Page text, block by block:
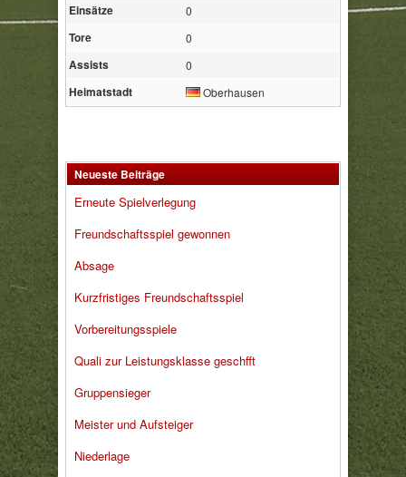
Einsätze 0
Tore 0
Assists 0
Heimatstadt Oberhausen
Neueste Beiträge
Erneute Spielverlegung
Freundschaftsspiel gewonnen
Absage
Kurzfristiges Freundschaftsspiel
Vorbereitungsspiele
Quali zur Leistungsklasse geschfft
Gruppensieger
Meister und Aufsteiger
Niederlage